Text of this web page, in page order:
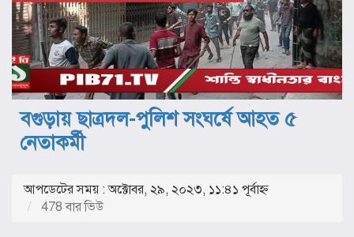
বগুড়ায় ছাত্রদল-পুলিশ সংঘর্ষে আহত ৫
নেতাকর্মী
আপডেটের সময় : অক্টোবর, ২৯, ২০২৩, ১১:৪১ পূর্বাহ্ণ
478 বার ভিউ